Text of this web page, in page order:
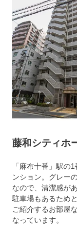
藤和シティホ
「麻布十番」駅の
ンション。グレー
なので、清潔感が
駐車場もあるため
ご紹介するお部屋
なっています。